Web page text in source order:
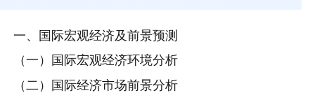
一、国际宏观经济及前景预测
（一）国际宏观经济环境分析
（二）国际经济市场前景分析